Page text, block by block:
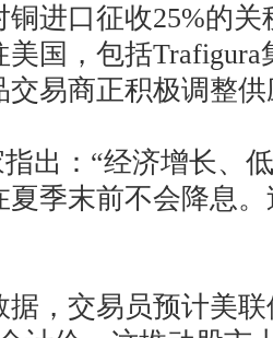
铜进口征收25%的
国，包括Trafigura
交易商正积极调整
：“经济增长、低
夏季末前不会降息
交易员预计美联